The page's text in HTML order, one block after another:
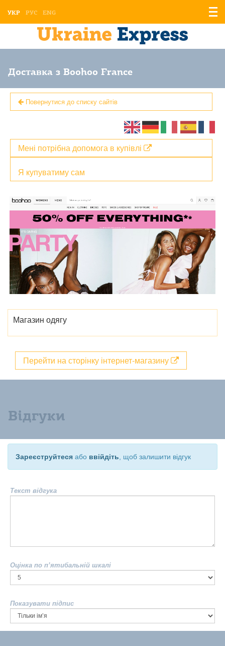
УКР РУС ENG
Доставка з Boohoo France
Повернутися до списку сайтів
Я купуватиму сам
Мені потрібна допомога в купівлі
Магазин одягу
Перейти на сторінку інтернет-магазину
Відгуки
Зареєструйтеся або ввійдіть , щоб залишити відгук
Текст відгука
Оцінка по п’ятибальній шкалі
Показувати підпис